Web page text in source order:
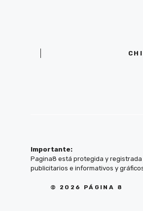
Importante:
Pagina8 está protegida y registrada
publicitarios e informativos y
© 2026 PÁGINA 8